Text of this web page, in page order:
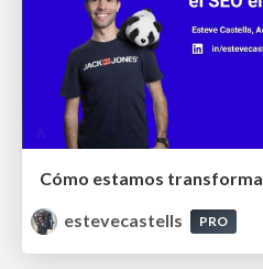
estevecastells
PRO